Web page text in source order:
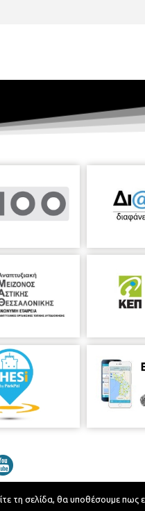
Developed
τη σελίδα, θα υποθέσουμε πως